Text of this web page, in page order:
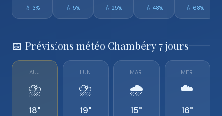
💧 3% 💧 5% 💧 25% 💧 48% 💧 68%
📅 Prévisions météo Chambéry 7 jours
AUJ.
⛈️
18°
LUN.
⛈️
19°
MAR.
🌧️
15°
MER.
☁️
16°